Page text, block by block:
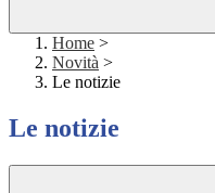
Home >
Novità >
Le notizie
Le notizie